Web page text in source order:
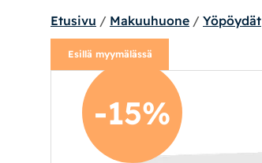
Sohvat
Nojatuolit
Mekanismituolit
Etusivu / Makuuhuone / Yöpöydät
Esillä myymälässä
-15%